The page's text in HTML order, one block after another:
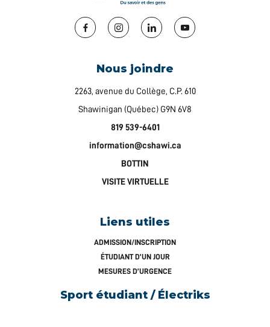
Sport étudiant / Électriks
Facebook Instagram LinkedIn YouTube
Nous joindre
2263, avenue du Collège, C.P. 610
Shawinigan (Québec) G9N 6V8
819 539-6401
information@cshawi.ca
BOTTIN
VISITE VIRTUELLE
Liens utiles
ADMISSION/INSCRIPTION
ÉTUDIANT D’UN JOUR
MESURES D’URGENCE